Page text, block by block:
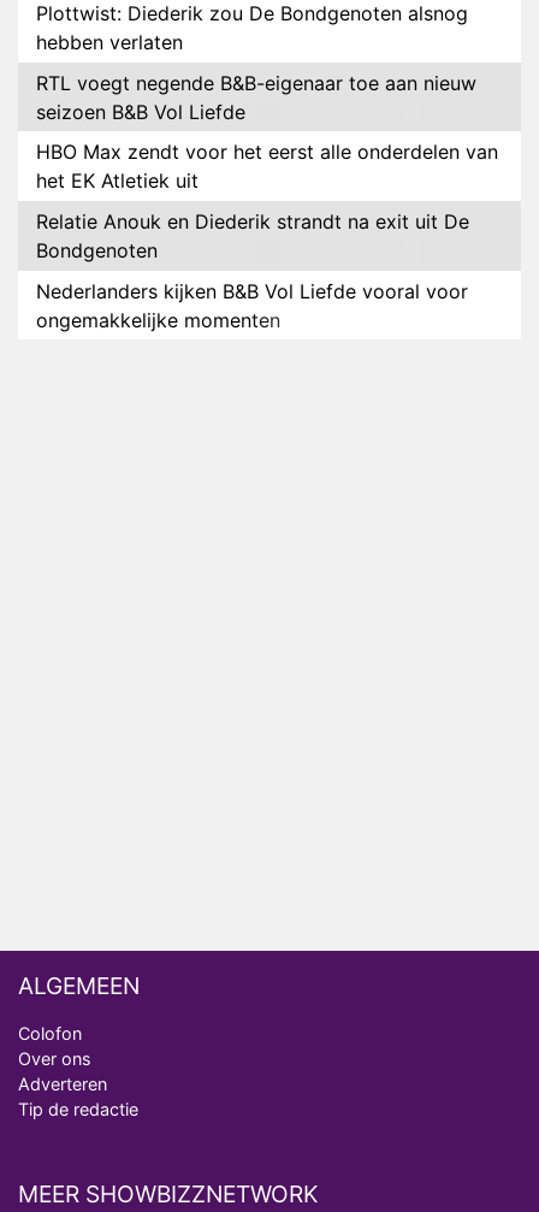
Plottwist: Diederik zou De Bondgenoten alsnog
hebben verlaten
RTL voegt negende B&B-eigenaar toe aan nieuw
seizoen B&B Vol Liefde
HBO Max zendt voor het eerst alle onderdelen van
het EK Atletiek uit
Relatie Anouk en Diederik strandt na exit uit De
Bondgenoten
Nederlanders kijken B&B Vol Liefde vooral voor
ongemakkelijke momenten
ALGEMEEN
Colofon
Over ons
Adverteren
Tip de redactie
MEER SHOWBIZZNETWORK